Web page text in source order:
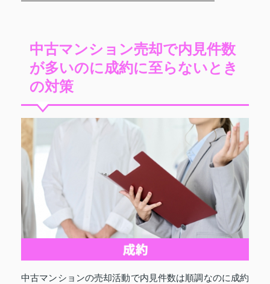
中古マンション売却で内見件数
が多いのに成約に至らないとき
の対策
中古マンションの売却活動で内見件数は順調なのに成約